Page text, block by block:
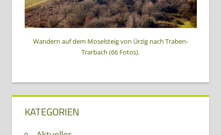
Wandern auf dem Moselsteig von Ürzig nach Traben-
Trarbach (66 Fotos).
KATEGORIEN